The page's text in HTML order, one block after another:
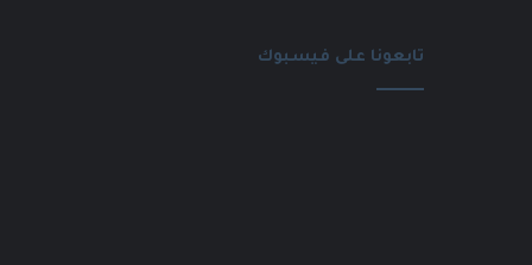
تابعونا على فيسبوك